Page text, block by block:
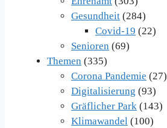
Gesundheit (284)
Covid-19 (22)
Senioren (69)
Themen (335)
Corona Pandemie (27)
Digitalisierung (93)
Gräflicher Park (143)
Klimawandel (100)